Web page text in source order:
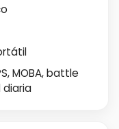
MOBA, battle